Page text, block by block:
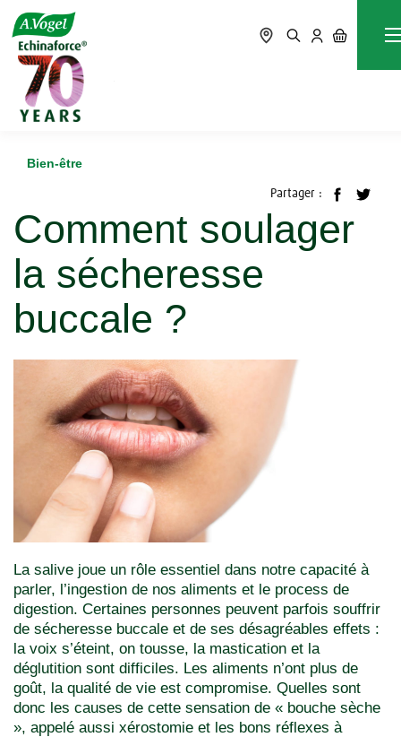
Accueil
Comment soulager la sécheresse buccale ?
Bien-être
Partager :
Comment soulager
la sécheresse
buccale ?
La salive joue un rôle essentiel dans notre capacité à
parler, l’ingestion de nos aliments et le process de
digestion. Certaines personnes peuvent parfois souffrir
de sécheresse buccale et de ses désagréables effets :
la voix s’éteint, on tousse, la mastication et la
déglutition sont difficiles. Les aliments n’ont plus de
goût, la qualité de vie est compromise. Quelles sont
donc les causes de cette sensation de « bouche sèche
», appelé aussi xérostomie et les bons réflexes à